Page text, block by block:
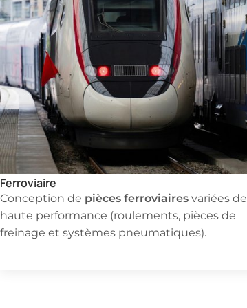
Ferroviaire
Conception de pièces ferroviairesvariées de
haute performance (roulements, pièces de
freinage et systèmes pneumatiques).